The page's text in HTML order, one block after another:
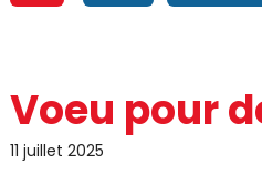
Voeu pour
11 juillet 2025